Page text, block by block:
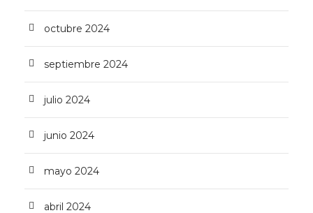
octubre 2024
septiembre 2024
julio 2024
junio 2024
mayo 2024
abril 2024